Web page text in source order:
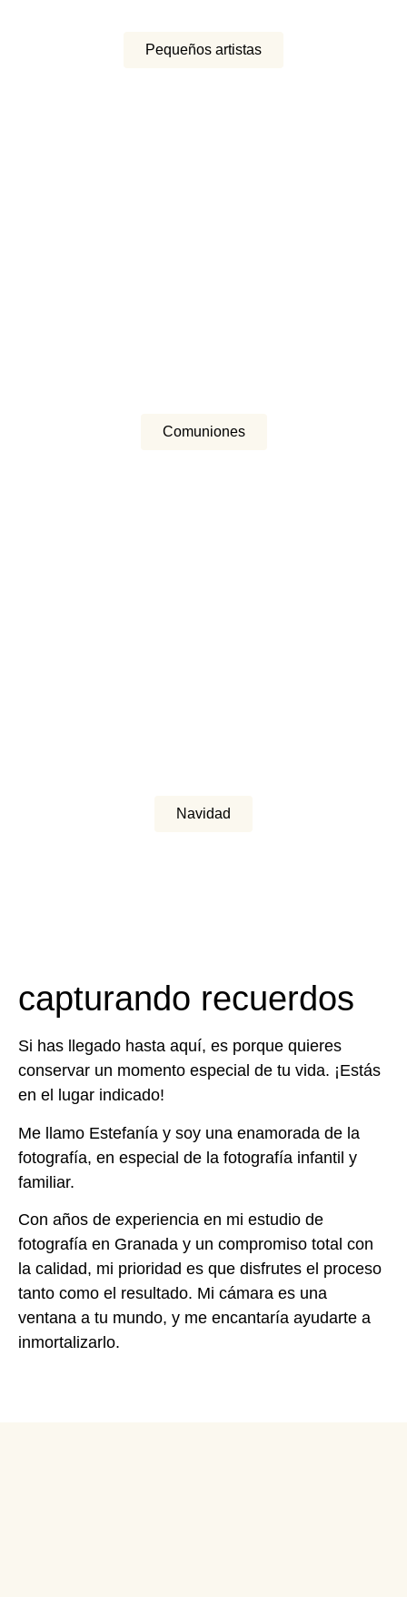
Pequeños artistas
Comuniones
Navidad
capturando recuerdos
Si has llegado hasta aquí, es porque quieres
conservar un momento especial de tu vida. ¡Estás
en el lugar indicado!
Me llamo Estefanía y soy una enamorada de la
fotografía, en especial de la fotografía infantil y
familiar.
Con años de experiencia en mi estudio de
fotografía en Granada y un compromiso total con
la calidad, mi prioridad es que disfrutes el proceso
tanto como el resultado. Mi cámara es una
ventana a tu mundo, y me encantaría ayudarte a
inmortalizarlo.